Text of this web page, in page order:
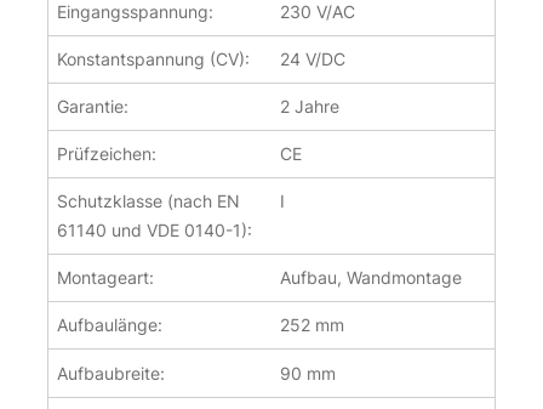
Eingangsspannung: 230 V/AC
Konstantspannung (CV): 24 V/DC
Garantie: 2 Jahre
Prüfzeichen: CE
Schutzklasse (nach EN
61140 und VDE 0140-1):
I
Montageart: Aufbau, Wandmontage
Aufbaulänge: 252 mm
Aufbaubreite: 90 mm